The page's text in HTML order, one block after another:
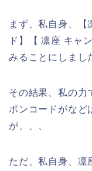
まず、私自身、【
ド】【 凛座 キャ
みることにしまし
その結果、私の力
ポンコードがなど
が、、、
ただ、私自身、凛